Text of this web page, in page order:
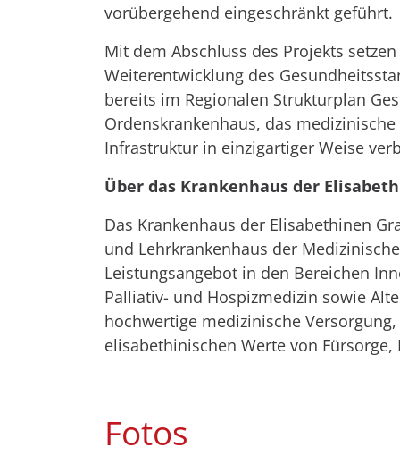
vorübergehend eingeschränkt geführt.
Mit dem Abschluss des Projekts
Weiterentwicklung des
bereits im Regionalen Strukturplan
Ordenskrankenhaus, das
Infrastruktur in einzigartiger Weise
Über das Krankenhaus der
Das Krankenhaus der Elisabethinen
und Lehrkrankenhaus der
Leistungsangebot in den Bereichen
Palliativ- und Hospizmedizin sowie
hochwertige medizinische
elisabethinischen Werte von
Fotos